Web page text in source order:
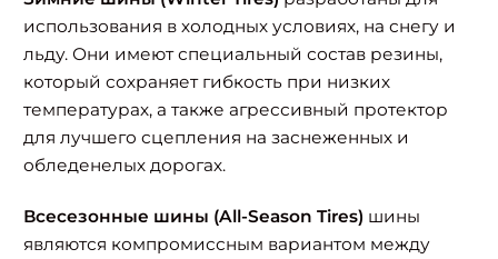
использования в холодных условиях, на снегу и
льду. Они имеют специальный состав резины,
который сохраняет гибкость при низких
температурах, а также агрессивный протектор
для лучшего сцепления на заснеженных и
обледенелых дорогах.
Всесезонные шины (All-Season Tires) шины
являются компромиссным вариантом между